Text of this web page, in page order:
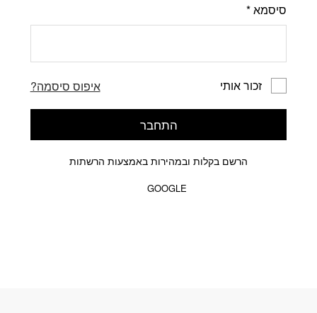
סיסמא*
זכור אותי איפוס סיסמה?
התחבר
הרשם בקלות ובמהירות באמצעות הרשתות
GOOGLE